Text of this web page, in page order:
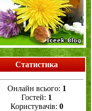
Статистика
Онлайн всього: 1
Гостей: 1
Користувачів: 0